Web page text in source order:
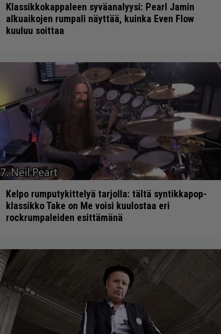
Klassikkokappaleen syväanalyysi: Pearl Jamin
alkuaikojen rumpali näyttää, kuinka Even Flow
kuuluu soittaa
Kelpo rumputykittelyä tarjolla: tältä syntikkapop-
klassikko Take on Me voisi kuulostaa eri
rockrumpaleiden esittämänä